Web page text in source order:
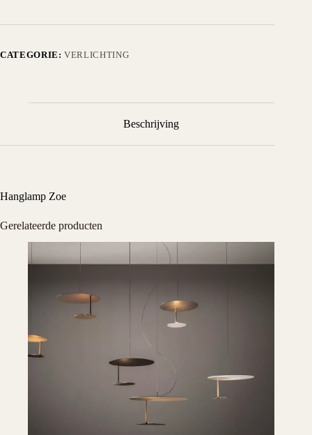
CATEGORIE:VERLICHTING
Beschrijving
Hanglamp Zoe
Gerelateerde producten